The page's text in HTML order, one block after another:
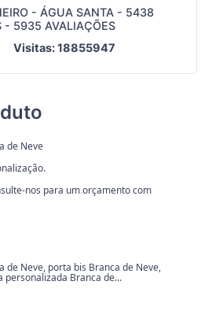
- ÁGUA SANTA - 5438
- 5935 AVALIAÇÕES
Visitas: 18855947
de Neve
nos para um orçamento com
de Neve, porta bis Branca de Neve,
personalizada Branca de...